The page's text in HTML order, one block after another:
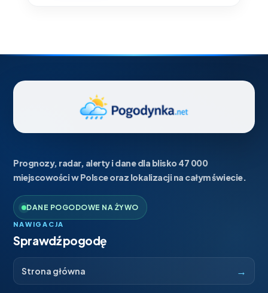
Prognozy, radar, alerty i dane dla blisko 47 000
miejscowości w Polsce oraz lokalizacji na całym świecie.
DANE POGODOWE NA ŻYWO
NAWIGACJA
Sprawdź pogodę
Strona główna →